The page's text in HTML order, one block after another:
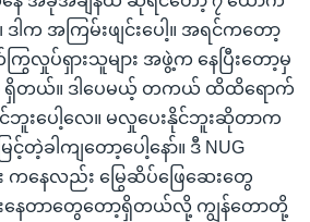
ါက အကြမ်းဖျင်းပေါ့။ အရင်ကတော့
ပ်ရှားသူများ အဖွဲ့က နေပြီးတော့မှ
ရှိတယ်။ ဒါပေမယ့် တကယ် ထိထိရောက်
ဘူးပေါ့လေ။ မလှုပေးနိုင်ဘူးဆိုတာက
ခါကျတော့ပေါ့နော်။ ဒီ NUG
ကနေလည်း မြွေဆိပ်ဖြေဆေးတွေ
နေတာတွေတော့ရှိတယ်လို့ ကျွန်တောတို့